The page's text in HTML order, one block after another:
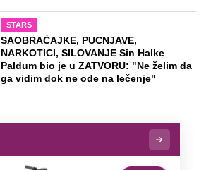
STARS
SAOBRAĆAJKE, PUCNJAVE,
NARKOTICI, SILOVANJE Sin Halke
Paldum bio je u ZATVORU: "Ne želim da
ga vidim dok ne ode na lečenje"